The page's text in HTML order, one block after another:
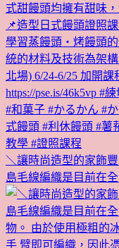
＼讓時尚造型的家飾
島毛線編織是目前在